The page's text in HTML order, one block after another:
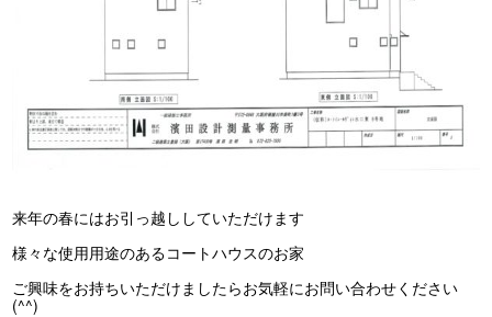
来年の春にはお引っ越ししていただけます
様々な使用用途のあるコートハウスのお家
ご興味をお持ちいただけましたらお気軽にお問い合わせください
(^^)